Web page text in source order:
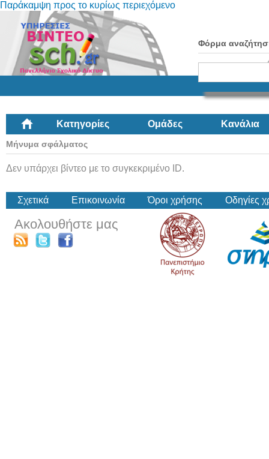
Παράκαμψη προς το κυρίως περιεχόμενο
Φόρμα
Κατηγορίες Ομάδες Κανάλια
Μήνυμα σφάλματος
Δεν υπάρχει βίντεο με το συγκεκριμένο ID.
Σχετικά Επικοινωνία Όροι χρήσης Οδηγίες
Ακολουθήστε μας